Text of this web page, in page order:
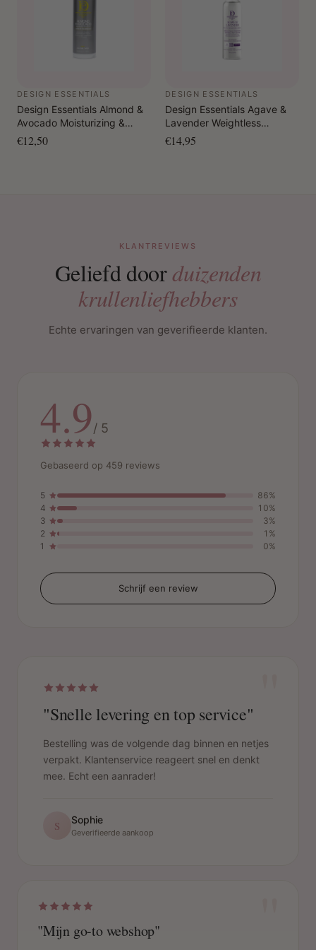
DESIGN ESSENTIALS
Design Essentials Almond &
Avocado Moisturizing &
Detangling Leave-In
Conditioner 350 gr.
€12,50
DESIGN ESSENTIALS
Design Essentials Agave &
Lavender Weightless
Thermal Protectant Serum
109 ml
€14,95
KLANTREVIEWS
Geliefd doorduizenden
krullenliefhebbers
Echte ervaringen van geverifieerde klanten.
4.9/ 5
Gebaseerd op 459 reviews
5
86%
4
10%
3
3%
2
1%
1
0%
Schrijf een review
"Snelle levering en top service"
Bestelling was de volgende dag binnen en netjes
verpakt. Klantenservice reageert snel en denkt
mee. Echt een aanrader!
S Sophie
Geverifieerde aankoop
"Mijn go-to webshop"